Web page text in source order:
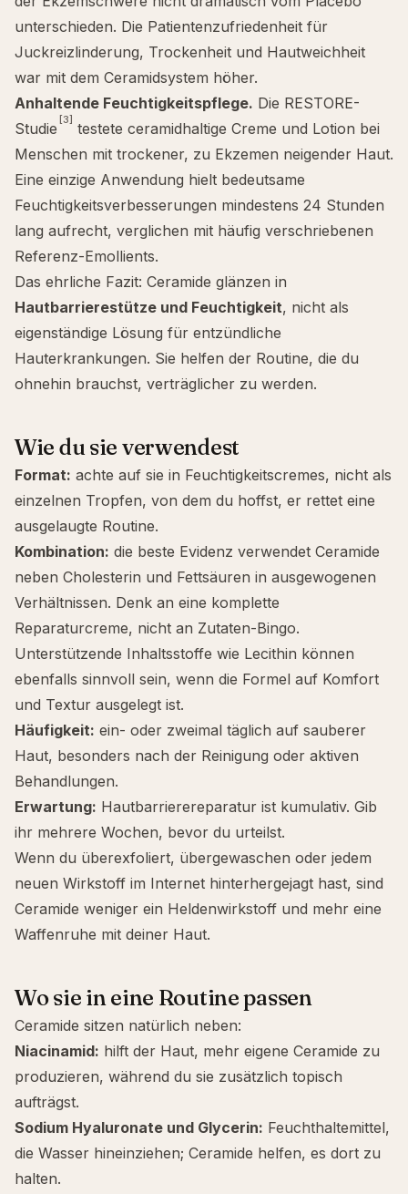
unterschieden. Die Patientenzufriedenheit für
Juckreizlinderung, Trockenheit und Hautweichheit
war mit dem Ceramidsystem höher.
Anhaltende Feuchtigkeitspflege. Die RESTORE-
Studie [3] testete ceramidhaltige Creme und Lotion bei
Menschen mit trockener, zu Ekzemen neigender Haut.
Eine einzige Anwendung hielt bedeutsame
Feuchtigkeitsverbesserungen mindestens 24 Stunden
lang aufrecht, verglichen mit häufig verschriebenen
Referenz-Emollients.
Das ehrliche Fazit: Ceramide glänzen in
Hautbarrierestütze und Feuchtigkeit, nicht als
eigenständige Lösung für entzündliche
Hauterkrankungen. Sie helfen der Routine, die du
ohnehin brauchst, verträglicher zu werden.
Wie du sie verwendest
Format: achte auf sie in Feuchtigkeitscremes, nicht als
einzelnen Tropfen, von dem du hoffst, er rettet eine
ausgelaugte Routine.
Kombination: die beste Evidenz verwendet Ceramide
neben Cholesterin und Fettsäuren in ausgewogenen
Verhältnissen. Denk an eine komplette
Reparaturcreme, nicht an Zutaten-Bingo.
Unterstützende Inhaltsstoffe wie Lecithin können
ebenfalls sinnvoll sein, wenn die Formel auf Komfort
und Textur ausgelegt ist.
Häufigkeit: ein- oder zweimal täglich auf sauberer
Haut, besonders nach der Reinigung oder aktiven
Behandlungen.
Erwartung: Hautbarrierereparatur ist kumulativ. Gib
ihr mehrere Wochen, bevor du urteilst.
Wenn du überexfoliert, übergewaschen oder jedem
neuen Wirkstoff im Internet hinterhergejagt hast, sind
Ceramide weniger ein Heldenwirkstoff und mehr eine
Waffenruhe mit deiner Haut.
Wo sie in eine Routine passen
Ceramide sitzen natürlich neben:
Niacinamid: hilft der Haut, mehr eigene Ceramide zu
produzieren, während du sie zusätzlich topisch
aufträgst.
Sodium Hyaluronate und Glycerin: Feuchthaltemittel,
die Wasser hineinziehen; Ceramide helfen, es dort zu
halten.